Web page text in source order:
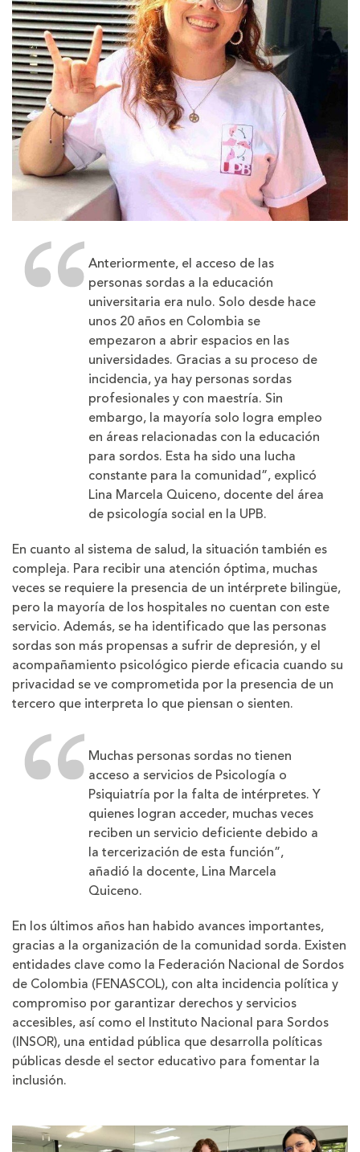
Anteriormente, el acceso de las
personas sordas a la educación
universitaria era nulo. Solo desde hace
unos 20 años en Colombia se
empezaron a abrir espacios en las
universidades. Gracias a su proceso de
incidencia, ya hay personas sordas
profesionales y con maestría. Sin
embargo, la mayoría solo logra empleo
en áreas relacionadas con la educación
para sordos. Esta ha sido una lucha
constante para la comunidad”, explicó
Lina Marcela Quiceno, docente del área
de psicología social en la UPB.
En cuanto al sistema de salud, la situación también es
compleja. Para recibir una atención óptima, muchas
veces se requiere la presencia de un intérprete bilingüe,
pero la mayoría de los hospitales no cuentan con este
servicio. Además, se ha identificado que las personas
sordas son más propensas a sufrir de depresión, y el
acompañamiento psicológico pierde eficacia cuando su
privacidad se ve comprometida por la presencia de un
tercero que interpreta lo que piensan o sienten.
Muchas personas sordas no tienen
acceso a servicios de Psicología o
Psiquiatría por la falta de intérpretes. Y
quienes logran acceder, muchas veces
reciben un servicio deficiente debido a
la tercerización de esta función”,
añadió la docente, Lina Marcela
Quiceno.
En los últimos años han habido avances importantes,
gracias a la organización de la comunidad sorda. Existen
entidades clave como la Federación Nacional de Sordos
de Colombia (FENASCOL), con alta incidencia política y
compromiso por garantizar derechos y servicios
accesibles, así como el Instituto Nacional para Sordos
(INSOR), una entidad pública que desarrolla políticas
públicas desde el sector educativo para fomentar la
inclusión.